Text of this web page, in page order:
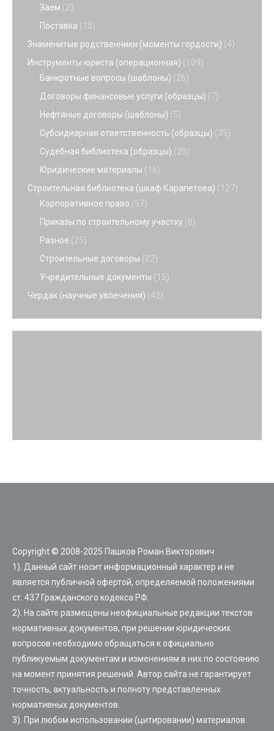
Заем (2)
Поставка (15)
Знаменитые родственники (моменты гордости) (4)
Инструменты юриста (операционная) (109)
Банкротные вопросы (шаблоны) (26)
Договоры финансовые услуги (образцы) (7)
Нефтяные договоры (шаблоны) (5)
Субсидиарная ответственность (образцы) (35)
Судебная библиотека (образцы) (20)
Юридические материалы (16)
Строительная библиотека (шкаф Карапетова) (127)
Корпоративное право (57)
Приказы по строительному участку (8)
Разное (25)
Строительные договоры (22)
Учредительные документы (15)
Чердак (научные увлечения) (42)
Copyright © 2008-2025 Пашков Роман Викторович
1). Данный сайт носит информационный характер и не
является публичной офертой, определяемой положениями
ст. 437 Гражданского кодекса РФ.
2). На сайте размещены неофициальные редакции текстов
нормативных документов, при решении юридических
вопросов необходимо обращаться к официально
публикуемым документам и изменениям в них по состоянию
на момент принятия решений. Автор сайта не гарантирует
точность, актуальность и полноту представленных
нормативных документов.
3). При любом использовании (цитировании) материалов